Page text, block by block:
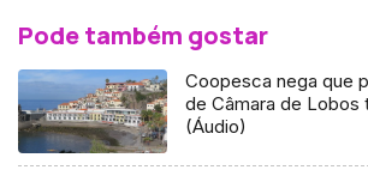
Pode também gostar
Coopesca nega que
de Câmara de Lobos
(Áudio)